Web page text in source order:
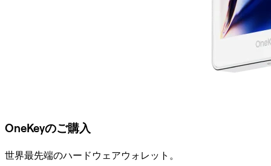
OneKeyのご購入
世界最先端のハードウェアウォレット。